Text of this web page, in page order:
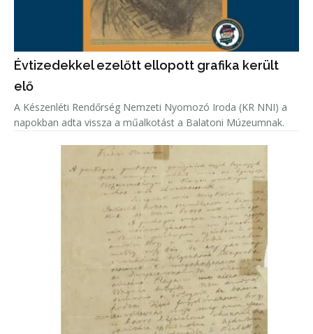
Évtizedekkel ezelőtt ellopott grafika került
elő
A Készenléti Rendőrség Nemzeti Nyomozó Iroda (KR NNI) a
napokban adta vissza a műalkotást a Balatoni Múzeumnak.